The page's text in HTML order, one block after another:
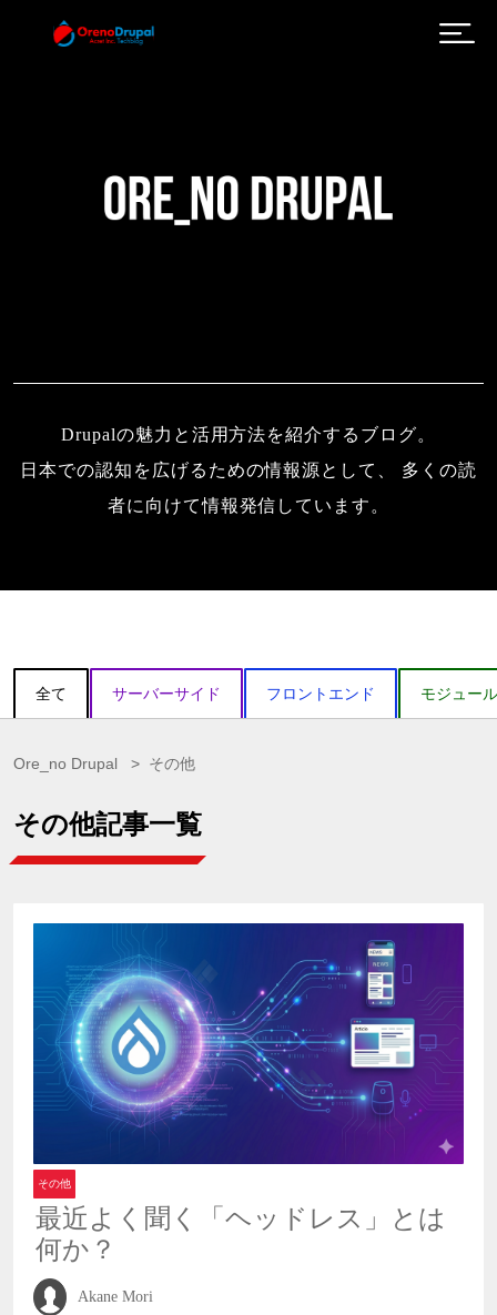
Drupalの魅力と活用方法を紹介するブログ。
日本での認知を広げるための情報源として、 多くの読
者に向けて情報発信しています。
全て サーバーサイド フロントエンド モジュール
Ore_no Drupal その他
その他記事一覧
その他
最近よく聞く「ヘッドレス」とは
何か？
Akane Mori